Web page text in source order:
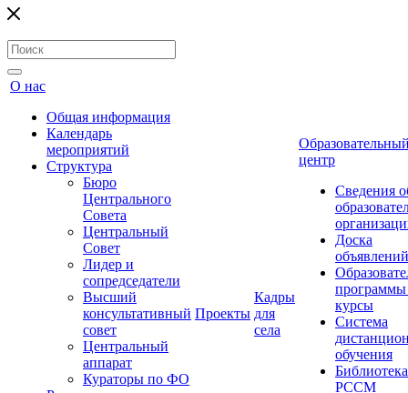
О нас
Общая информация
Календарь
мероприятий
Структура
Бюро
Центрального
Совета
Центральный
Совет
Лидер и
сопредседатели
Высший
консультативный
совет
Центральный
аппарат
Кураторы по ФО
Проекты
Кадры
для
села
центр
Сведения
Доска
объявлений
курсы
Система
обучения
Библиотека
РССМ